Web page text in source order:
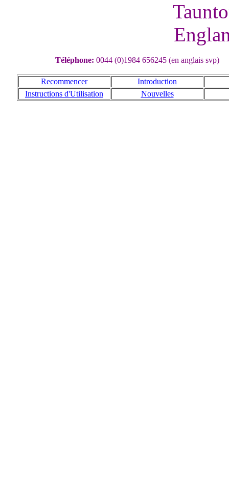
Téléphone: 0044 (0)1984 656245 (en anglais svp)
Recommencer
Introduction
Instructions d'Utilisation
Nouvelles